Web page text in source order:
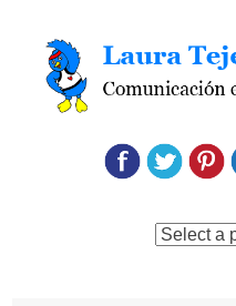
Saltar al contenido